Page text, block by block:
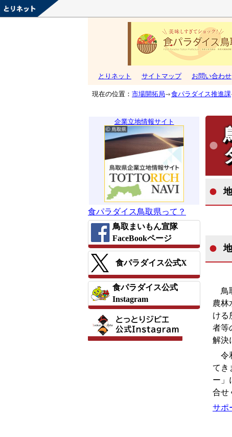
とりネット サイトマップ お問い合わせ
現在の位置： 市場開拓局 食パラダイス推進課
企業立地情報サイト
食パラダイス鳥取県って？
鳥取まいもん宣隊
FaceBookページ
食パラダイス公式X
食パラダイス公式
Instagram
鳥
農林
ける
者等
解決
令
てき
ー」
合せ
サポ